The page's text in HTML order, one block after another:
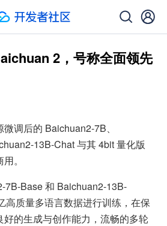
2，号称全面领先
调后的 Baichuan2-7B、
13B-Chat 与其 4bit 量化版
。
7B-Base 和 Baichuan2-13B-
高质量多语言数据进行训练，在保
好的生成与创作能力，流畅的多轮